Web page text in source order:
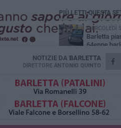
NOTIZIE DA BARLETTA
DIRETTORE ANTONIO QUINTO
PIÙ LETTI QUESTA
MERCOLEDÌ
Barletta
64enne
GIOVEDÌ 6
Il ricordo di
separavano dalla
MERCOLEDÌ
Jova
DOMENICA 2
Beni